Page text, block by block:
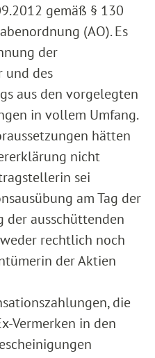
gemäß § 130
(AO). Es
der
und des
aus den vorgelegten
in vollem Umfang.
hätten
nicht
sei
am Tag der
der ausschüttenden
rechtlich noch
der Aktien
die
Vermerken in den